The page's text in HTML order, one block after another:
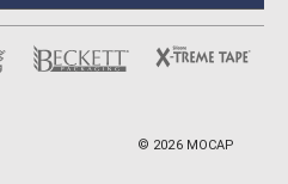
© 2026 MOCAP